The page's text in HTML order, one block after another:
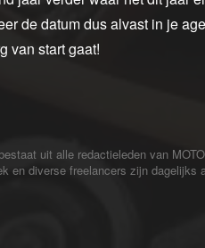
de datum dus alvast in je
van start gaat!
uit alle redactieleden van
en diverse freelancers zijn dagelijks